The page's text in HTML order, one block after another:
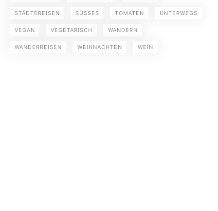
STÄDTEREISEN SÜSSES TOMATEN UNTERWEGS
VEGAN VEGETARISCH WANDERN
WANDERREISEN WEIHNACHTEN WEIN